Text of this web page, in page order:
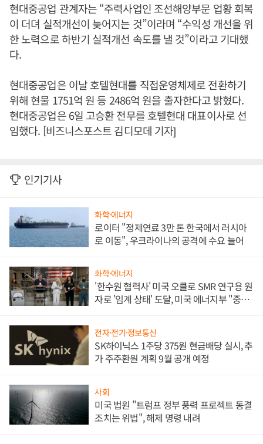
현대중공업 관계자는 “주력사업인 조선해양부문 업황 회복
이 더뎌 실적개선이 늦어지는 것”이라며 “수익성 개선을 위
한 노력으로 하반기 실적개선 속도를 낼 것”이라고 기대했
다.
현대중공업은 이날 호텔현대를 직접운영체제로 전환하기
위해 현물 1751억 원 등 2486억 원을 출자한다고 밝혔다.
현대중공업은 6일 고승환 전무를 호텔현대 대표이사로 선
임했다. [비즈니스포스트 김디모데 기자]
인기기사
화학·에너지
로이터 "정제연료 3만 톤 한국에서 러시아
로 이동", 우크라이나의 공격에 수요 늘어
화학·에너지
'한수원 협력사' 미국 오클로 SMR 연구용 원
자로 '임계 상태' 도달, 미국 에너지부 "중요
전자·전기·정보통신
SK하이닉스 1주당 375원 현금배당 실시, 추
가 주주환원 계획 9월 공개 예정
사회
미국 법원 "트럼프 정부 풍력 프로젝트 동결
조치는 위법", 해제 명령 내려